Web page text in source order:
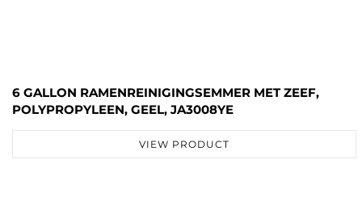
6 GALLON RAMENREINIGINGSEMMER MET ZEEF,
POLYPROPYLEEN, GEEL, JA3008YE
VIEW PRODUCT